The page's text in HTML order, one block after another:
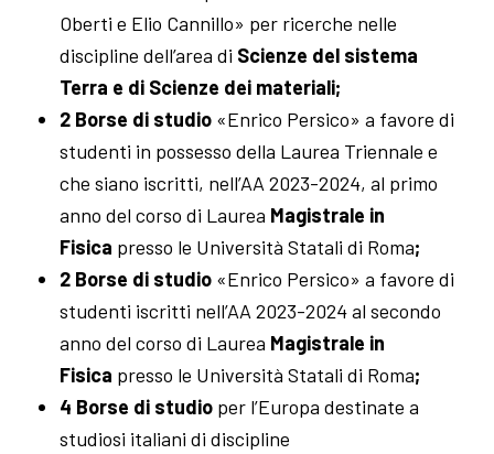
Oberti e Elio Cannillo» per ricerche nelle
discipline dell’area di Scienze del sistema
Terra e di Scienze dei materiali;
2 Borse di studio «Enrico Persico» a favore di
studenti in possesso della Laurea Triennale e
che siano iscritti, nell’AA 2023-2024, al primo
anno del corso di Laurea Magistrale in
Fisica presso le Università Statali di Roma;
2 Borse di studio «Enrico Persico» a favore di
studenti iscritti nell’AA 2023-2024 al secondo
anno del corso di Laurea Magistrale in
Fisica presso le Università Statali di Roma;
4 Borse di studio per l’Europa destinate a
studiosi italiani di discipline